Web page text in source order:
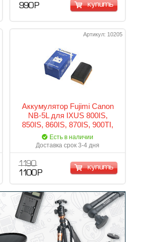
990 Р купить
Артикул: 10205
Аккумулятор Fujimi Canon
NB-5L для IXUS 800IS,
850IS, 860IS, 870IS, 900TI,
90is, 950IS, 960IS, 970is,
980is, 990is, PowerShot
S100, S110, SX200IS, SX210
IS, SX230HS
Есть в наличии
Доставка срок 3-4 дня
1 190
1 100 Р
купить